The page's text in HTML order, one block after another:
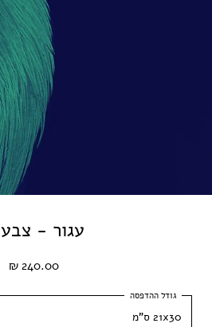
עגור -
240.00 ₪
21x30 ס"מ